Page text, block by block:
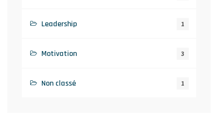
Leadership 1
Motivation 3
Non classé 1